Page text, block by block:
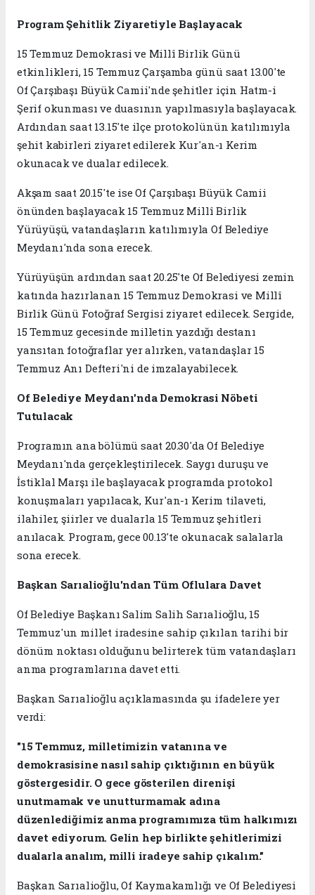
Program Şehitlik Ziyaretiyle Başlayacak
15 Temmuz Demokrasi ve Millî Birlik Günü
etkinlikleri, 15 Temmuz Çarşamba günü saat 13.00'te
Of Çarşıbaşı Büyük Camii'nde şehitler için Hatm-i
Şerif okunması ve duasının yapılmasıyla başlayacak.
Ardından saat 13.15'te ilçe protokolünün katılımıyla
şehit kabirleri ziyaret edilerek Kur'an-ı Kerim
okunacak ve dualar edilecek.
Akşam saat 20.15'te ise Of Çarşıbaşı Büyük Camii
önünden başlayacak 15 Temmuz Millî Birlik
Yürüyüşü, vatandaşların katılımıyla Of Belediye
Meydanı'nda sona erecek.
Yürüyüşün ardından saat 20.25'te Of Belediyesi zemin
katında hazırlanan 15 Temmuz Demokrasi ve Millî
Birlik Günü Fotoğraf Sergisi ziyaret edilecek. Sergide,
15 Temmuz gecesinde milletin yazdığı destanı
yansıtan fotoğraflar yer alırken, vatandaşlar 15
Temmuz Anı Defteri'ni de imzalayabilecek.
Of Belediye Meydanı'nda Demokrasi Nöbeti
Tutulacak
Programın ana bölümü saat 20.30'da Of Belediye
Meydanı'nda gerçekleştirilecek. Saygı duruşu ve
İstiklal Marşı ile başlayacak programda protokol
konuşmaları yapılacak, Kur'an-ı Kerim tilaveti,
ilahiler, şiirler ve dualarla 15 Temmuz şehitleri
anılacak. Program, gece 00.13'te okunacak salalarla
sona erecek.
Başkan Sarıalioğlu'ndan Tüm Oflulara Davet
Of Belediye Başkanı Salim Salih Sarıalioğlu, 15
Temmuz'un millet iradesine sahip çıkılan tarihi bir
dönüm noktası olduğunu belirterek tüm vatandaşları
anma programlarına davet etti.
Başkan Sarıalioğlu açıklamasında şu ifadelere yer
verdi:
"15 Temmuz, milletimizin vatanına ve
demokrasisine nasıl sahip çıktığının en büyük
göstergesidir. O gece gösterilen direnişi
unutmamak ve unutturmamak adına
düzenlediğimiz anma programımıza tüm halkımızı
davet ediyorum. Gelin hep birlikte şehitlerimizi
dualarla analım, milli iradeye sahip çıkalım."
Başkan Sarıalioğlu, Of Kaymakamlığı ve Of Belediyesi